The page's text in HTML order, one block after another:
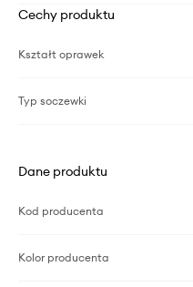
Cechy produktu
Kształt oprawek
Typ soczewki
Dane produktu
Kod producenta
Kolor producenta